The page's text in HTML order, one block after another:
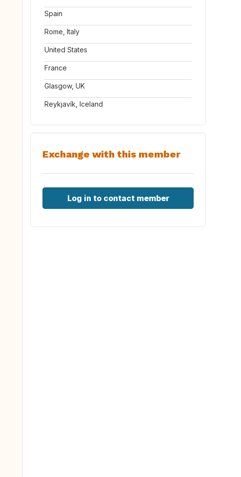
Spain
Rome, Italy
United States
France
Glasgow, UK
Reykjavík, Iceland
Exchange with this member
Log in to contact member